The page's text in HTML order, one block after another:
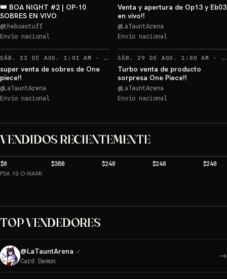
👑 BOA NIGHT #2 | OP-10
SOBRES EN VIVO
@theboastuff
Envío nacional
Venta y apertura de Op13 y Eb03
en vivo!!
@LaTauntArena
Envío nacional
SÁB. 22 DE AGO. 1:01 AM · 27 RECORDATORIOS
super venta de sobres de One
piece!!
@LaTauntArena
Envío nacional
SÁB. 29 DE AGO. 1:00 AM ·
Turbo venta de producto
sorpresa One Piece!!
@LaTauntArena
Envío nacional
VENDIDOS RECIENTEMENTE
$0
PSA 10 O-NAMI
$380 $240 $240 $240
TOP VENDEDORES
@LaTauntArena ✓
Card Demon
→